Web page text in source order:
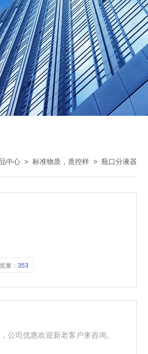
中心 > 标准物质，质控样 > 瓶口分液器
量：353
公司优惠欢迎新老客户来咨询。